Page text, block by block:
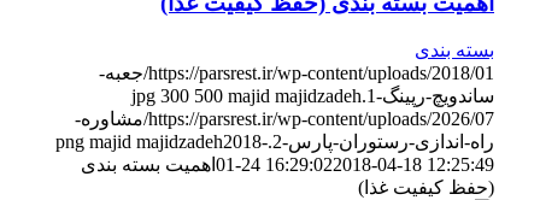
بسته بندی
https://parsrest.ir/wp-content/uploads/2018/01/جعبه-
ساندویچ-رپینگ-1.jpg
300 500 majid majidzadeh
https://parsrest.ir/wp-content/uploads/2026/07/مشاوره-
راه-اندازی-رستوران-پارس-2.png
majid majidzadeh2018-
01-24 16:29:022018-04-18 12:25:49
اهمیت بسته بندی
(حفظ کیفیت غذا)